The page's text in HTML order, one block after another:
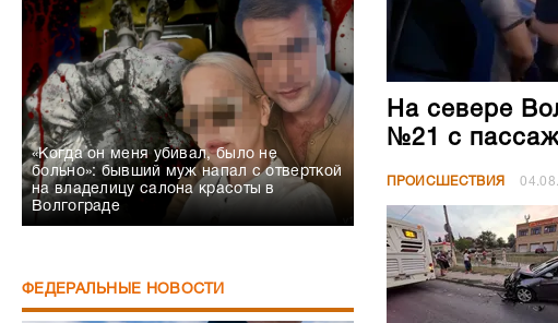
«Когда он меня убивал, было не
больно»: бывший муж напал с отверткой
на владелицу салона красоты в
Волгограде
ФЕДЕРАЛЬНЫЕ НОВОСТИ
На севере
№21 с
ПРОИСШЕСТВИЯ